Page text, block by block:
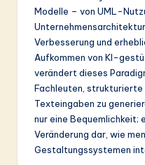
L
Modelle – von UML-
Verbesserung und
Aufkommen von KI-
verändert dieses
Fachleuten, strukturierte
Texteingaben zu
nur eine Bequemlichkeit;
Veränderung dar, wie
Gestaltungssystemen